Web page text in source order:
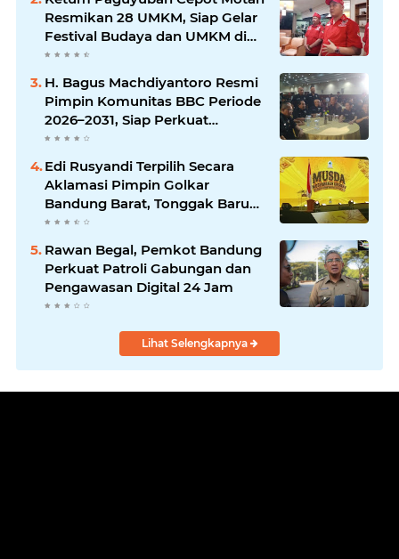
Resmikan 28 UMKM, Siap Gelar
Festival Budaya dan UMKM di
Jalan Braga
H. Bagus Machdiyantoro Resmi
Pimpin Komunitas BBC Periode
2026–2031, Siap Perkuat
Solidaritas dan Hadirkan
Program Nyata untuk
Masyarakat
Edi Rusyandi Terpilih Secara
Aklamasi Pimpin Golkar
Bandung Barat, Tonggak Baru
Kepemimpinan Harmonis
"Turun Ranjang"
Rawan Begal, Pemkot Bandung
Perkuat Patroli Gabungan dan
Pengawasan Digital 24 Jam
Lihat Selengkapnya